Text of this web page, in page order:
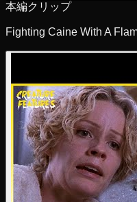
本編クリップ
Fighting Caine With A